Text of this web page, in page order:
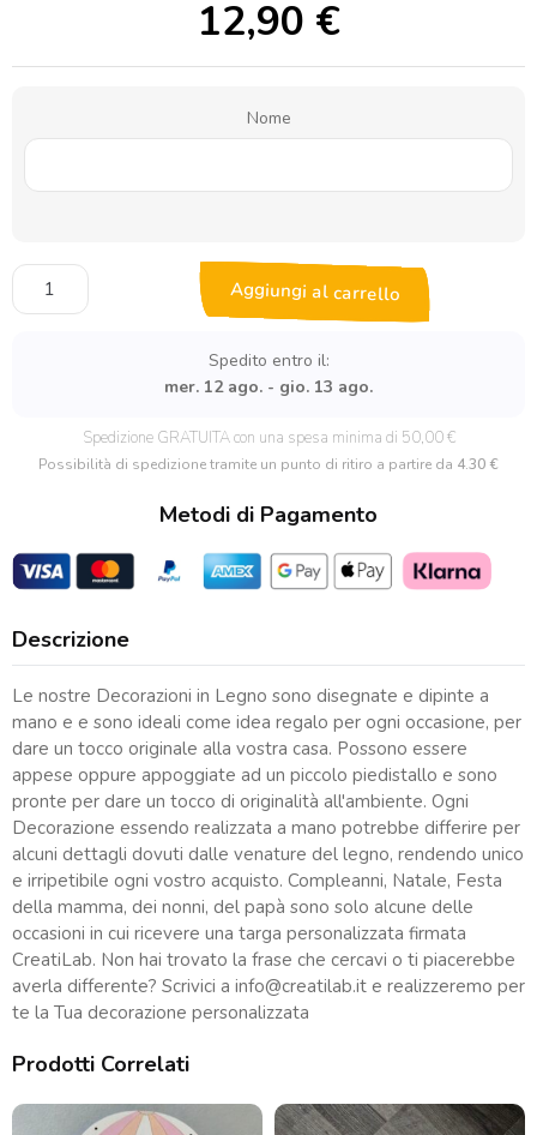
12,90 €
Nome
Nome
con
Aggiungi al carrello
Spedito entro il:
mer. 12 ago. - gio. 13 ago.
Spedizione GRATUITA con una spesa minima di 50,00 €
Possibilità di spedizione tramite un punto di ritiro a partire da 4.30 €
Metodi di Pagamento
Descrizione
Le nostre Decorazioni in Legno sono disegnate e dipinte a
mano e e sono ideali come idea regalo per ogni occasione, per
dare un tocco originale alla vostra casa. Possono essere
appese oppure appoggiate ad un piccolo piedistallo e sono
pronte per dare un tocco di originalità all'ambiente. Ogni
Decorazione essendo realizzata a mano potrebbe differire per
alcuni dettagli dovuti dalle venature del legno, rendendo unico
e irripetibile ogni vostro acquisto. Compleanni, Natale, Festa
della mamma, dei nonni, del papà sono solo alcune delle
occasioni in cui ricevere una targa personalizzata firmata
CreatiLab. Non hai trovato la frase che cercavi o ti piacerebbe
averla differente? Scrivici a info@creatilab.it e realizzeremo per
te la Tua decorazione personalizzata
Prodotti Correlati